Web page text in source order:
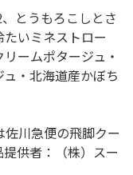
とうもろこしとさ
いミネストロー
ームポタージュ・
・北海道産かぼち
川急便の飛脚クー
供者：（株）スー